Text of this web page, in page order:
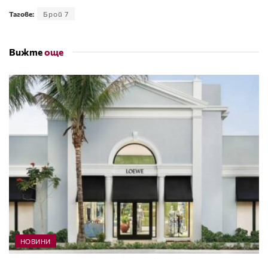
Тагове: Брой 7
Вижтеоще
НОВИНИ